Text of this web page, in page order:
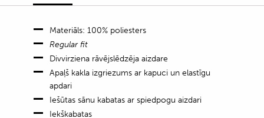
Materiāls: 100% poliesters
Regular fit
Divvirziena rāvējslēdzēja aizdare
Apaļš kakla izgriezums ar kapuci un elastīgu
apdari
Iešūtas sānu kabatas ar spiedpogu aizdari
Iekškabatas